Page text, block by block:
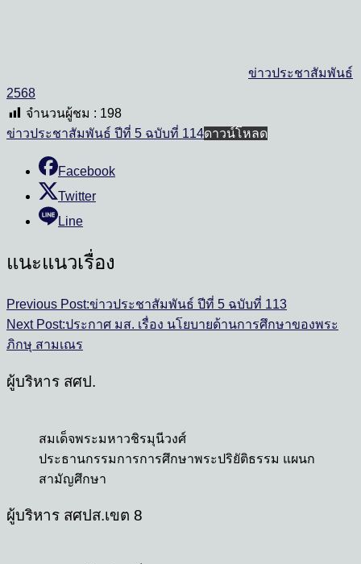
ข่าวประชาสัมพันธ์
2568
จำนวนผู้ชม : 198
ข่าวประชาสัมพันธ์ ปีที่ 5 ฉบับที่ 114ดาวน์โหลด
Facebook
Twitter
Line
แนะแนวเรื่อง
Previous Post:ข่าวประชาสัมพันธ์ ปีที่ 5 ฉบับที่ 113
Next Post:ประกาศ มส. เรื่อง นโยบายด้านการศึกษาของพระ
ภิกษุ สามเณร
ผู้บริหาร สศป.
สมเด็จพระมหาวชิรมุนีวงศ์
ประธานกรรมการการศึกษาพระปริยัติธรรม แผนก
สามัญศึกษา
ผู้บริหาร สศปส.เขต 8